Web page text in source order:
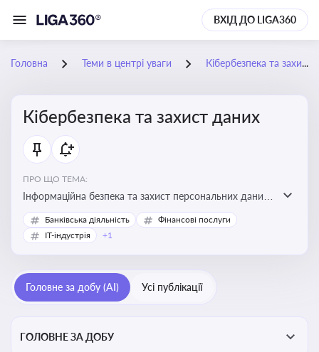
ВХІД ДО LIGA360
Головна Теми в центрі уваги Кібербезпека та захист даних
Кібербезпека та захист даних
ПРО ЩО ТЕМА:
Інформаційна безпека та захист персональних даних
на підприємстві
Банківська діяльність
Фінансові послуги
IT-індустрія
+1
Головне за добу (AI) Усі публікації
ГОЛОВНЕ ЗА ДОБУ